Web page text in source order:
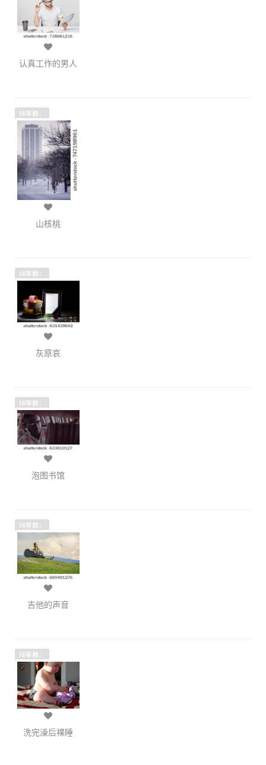
认真工作的男人
16年前：
山核桃
16年前：
灰原哀
16年前：
泡图书馆
16年前：
吉他的声音
16年前：
洗完澡后裸睡